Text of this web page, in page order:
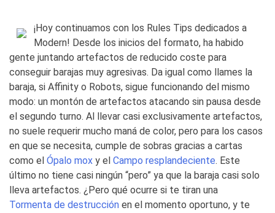
¡Hoy continuamos con los Rules Tips dedicados a
Modern! Desde los inicios del formato, ha habido
gente juntando artefactos de reducido coste para
conseguir barajas muy agresivas. Da igual como llames la
baraja, si Affinity o Robots, sigue funcionando del mismo
modo: un montón de artefactos atacando sin pausa desde
el segundo turno. Al llevar casi exclusivamente artefactos,
no suele requerir mucho maná de color, pero para los casos
en que se necesita, cumple de sobras gracias a cartas
como el Ópalo mox y el Campo resplandeciente. Este
último no tiene casi ningún “pero” ya que la baraja casi solo
lleva artefactos. ¿Pero qué ocurre si te tiran una
Tormenta de destrucción en el momento oportuno, y te